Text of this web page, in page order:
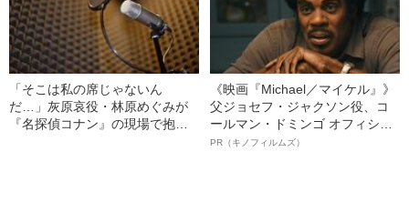
「そこは私の席じゃないん
だ…」灰原哀役・林原めぐみが
『名探偵コナン』の現場で抱い
《映画『Michael／マイケル』》
父ジョセフ・ジャクソン役、コ
ールマン・ドミンゴ オフィシャ
ルインタビュー“観客を魅了した
PR（キノフィルムズ）